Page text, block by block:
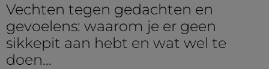
Vechten tegen gedachten en
gevoelens: waarom je er geen
sikkepit aan hebt en wat wel te
doen…